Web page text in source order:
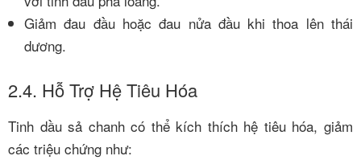
Giảm đau đầu hoặc đau nửa đầu khi thoa lên thái
dương.
2.4. Hỗ Trợ Hệ Tiêu Hóa
Tinh dầu sả chanh có thể kích thích hệ tiêu hóa, giảm
các triệu chứng như: